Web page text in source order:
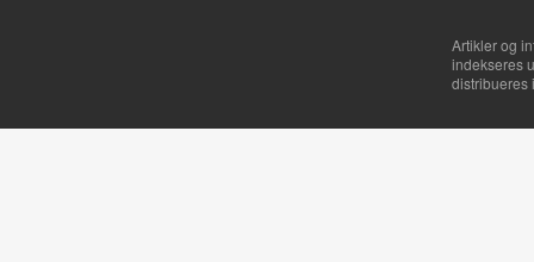
Artikler og
indekseres
distribueres